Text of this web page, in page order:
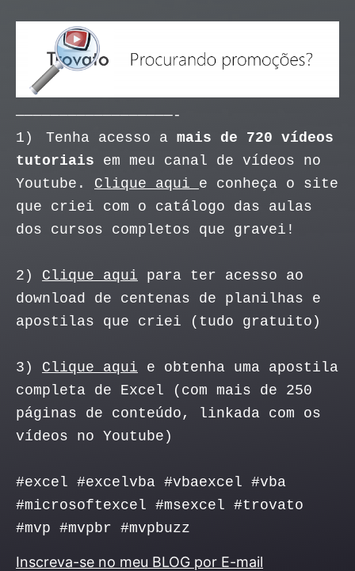
——————————————————-
1)
Tenha acesso a mais de 720 vídeos
tutoriais em meu canal de vídeos no
Youtube. Clique aqui e conheça o site
que criei com o catálogo das aulas
dos cursos completos que gravei!
2) Clique aqui para ter acesso ao
download de centenas de planilhas e
apostilas que criei (tudo gratuito)
3) Clique aqui e obtenha uma apostila
completa de Excel (com mais de 250
páginas de conteúdo, linkada com os
vídeos no Youtube)
#excel #excelvba #vbaexcel #vba
#microsoftexcel #msexcel #trovato
#mvp #mvpbr #mvpbuzz
Inscreva-se no meu BLOG por E-mail